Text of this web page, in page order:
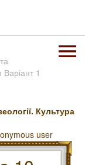
1
Культура
user